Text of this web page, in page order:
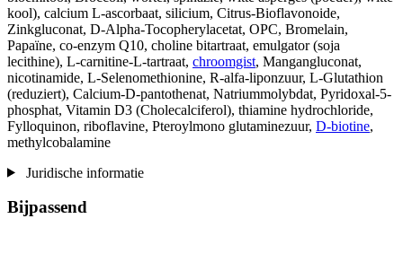
kool), calcium L-ascorbaat, silicium, Citrus-Bioflavonoide,
Zinkgluconat, D-Alpha-Tocopherylacetat, OPC, Bromelain,
Papaïne, co-enzym Q10, choline bitartraat, emulgator (soja
lecithine), L-carnitine-L-tartraat, chroomgist, Mangangluconat,
nicotinamide, L-Selenomethionine, R-alfa-liponzuur, L-Glutathion
(reduziert), Calcium-D-pantothenat, Natriummolybdat, Pyridoxal-5-
phosphat, Vitamin D3 (Cholecalciferol), thiamine hydrochloride,
Fylloquinon, riboflavine, Pteroylmono glutaminezuur, D-biotine,
methylcobalamine
Juridische informatie
Bijpassend